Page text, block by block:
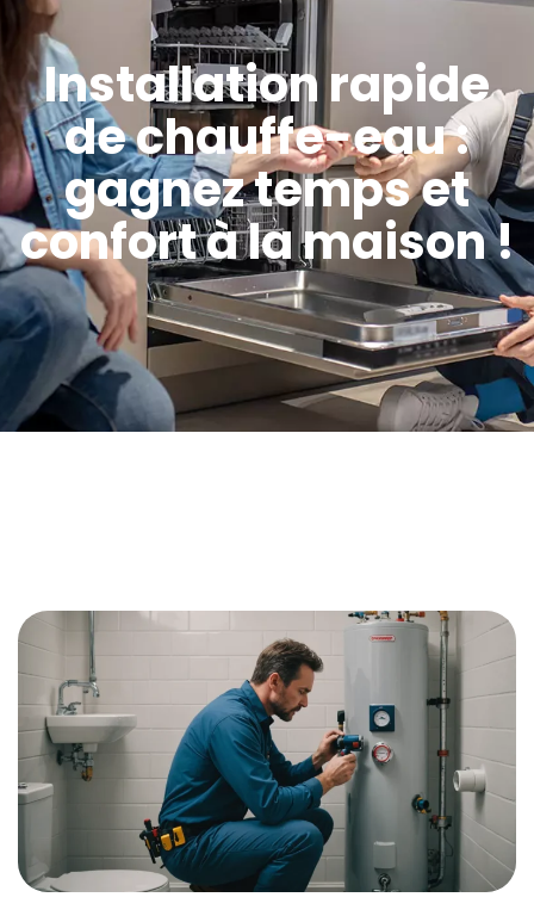
Installation rapide
de chauffe-eau :
gagnez temps et
confort à la maison !